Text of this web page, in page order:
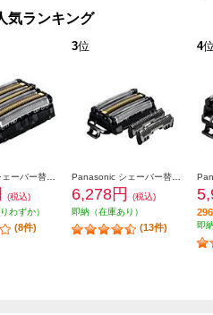
気ランキング
(税込)
わずか）
(8件)
3位
6,278円
(税込)
即納（在庫あり）
(13件)
4
即